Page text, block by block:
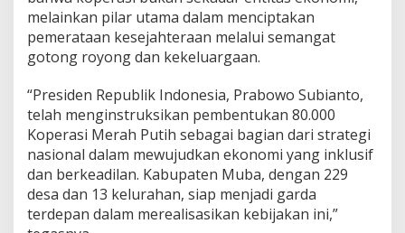
m
b
e
u
k
a
n
o
p
e
melainkan pilar utama dalam menciptakan
pemerataan kesejahteraan melalui semangat
gotong royong dan kekeluargaan.
“Presiden Republik Indonesia, Prabowo Subianto,
telah menginstruksikan pembentukan 80.000
Koperasi Merah Putih sebagai bagian dari strategi
nasional dalam mewujudkan ekonomi yang inklusif
dan berkeadilan. Kabupaten Muba, dengan 229
desa dan 13 kelurahan, siap menjadi garda
terdepan dalam merealisasikan kebijakan ini,”